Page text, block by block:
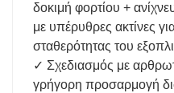
δοκιμή φορτίου +
με υπέρυθρες ακτίνες
σταθερότητας του
✓ Σχεδιασμός με
γρήγορη προσαρμογή